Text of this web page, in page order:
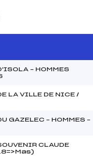
– HOMMES
LA VILLE DE NICE /
GAZELEC – HOMMES –
CLAUDE